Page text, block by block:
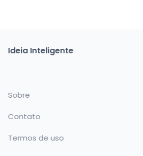
Ideia Inteligente
Sobre
Contato
Termos de uso